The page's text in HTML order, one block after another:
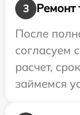
3
Ремонт
После
согласуем
расчет,
займемся